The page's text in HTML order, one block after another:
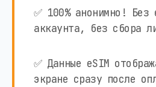
✅ 100% анонимно!
аккаунта, без сбора
✅ Данные eSIM
экране сразу после